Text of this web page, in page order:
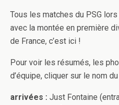
Tous les matches du PSG
avec la montée en première
de France, c’est ici !
Pour voir les résumés, les
d’équipe, cliquer sur le nom
arrivées : Just Fontaine